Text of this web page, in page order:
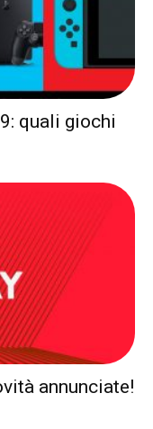
quali giochi
annunciate!